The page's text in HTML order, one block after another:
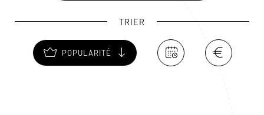
TRIER
POPULARITÉ